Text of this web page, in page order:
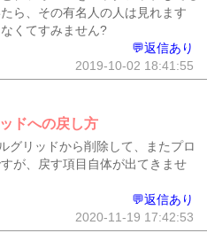
ら、その有名人の人は見れます
くてすみません?
💬返信あり
2019-10-02 18:41:55
ドへの戻し方
グリッドから削除して、またプロ
が、戻す項目自体が出てきませ
💬返信あり
2020-11-19 17:42:53